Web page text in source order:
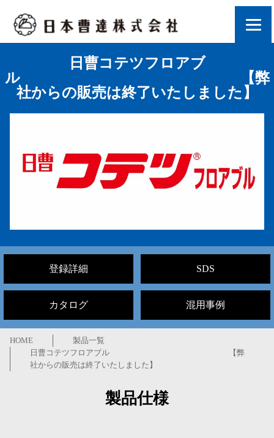
日曹コテツフロアブ
ル 【弊
社からの販売は終了いたしました】
登録詳細 SDS
カタログ 混用事例
HOME
製品一覧
日曹コテツフロアブル 【弊
社からの販売は終了いたしました】
製品仕様